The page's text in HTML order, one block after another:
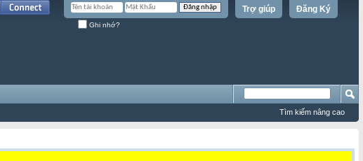
Đăng Ký
Trợ giúp
Ghi nhớ?
Tìm kiếm nâng cao